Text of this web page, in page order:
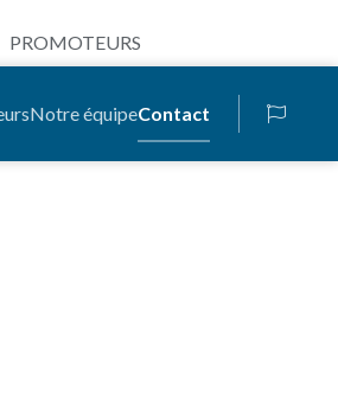
PROMOTEURS
Notre équipeContact